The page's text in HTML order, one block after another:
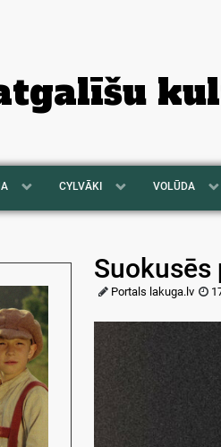
CYLVĀKI VOLŪDA
Suokusēs
Portals lakuga.lv